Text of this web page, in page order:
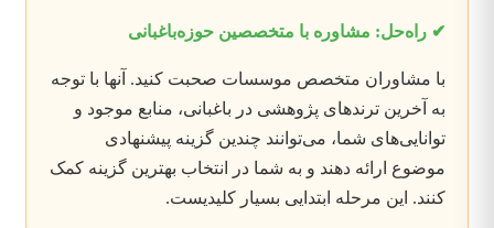
✔ راه‌حل: مشاوره با متخصصین حوزه‌باغبانی
با مشاوران متخصص موسسات صحبت کنید. آنها با توجه
به آخرین ترندهای پژوهشی در باغبانی، منابع موجود و
توانایی‌های شما، می‌توانند چندین گزینه پیشنهادی
موضوع ارائه دهند و به شما در انتخاب بهترین گزینه کمک
کنند. این مرحله ابتدایی بسیار کلیدیست.